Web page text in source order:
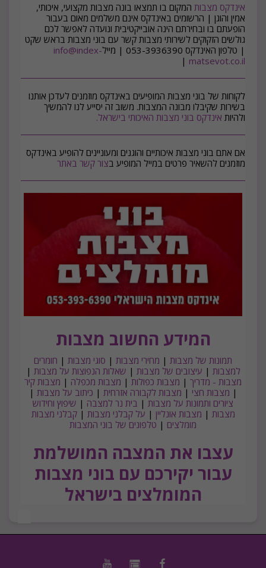
אינדקס מצבות המקום בו תמצאו בונה מצבות מקצועי, איכותי,
אמין והוגן | הרשומים באינדקס אינם משלמים מאום בעבור
הופעתם בו ובחירתם הינה אובייקטיבית ונועדה לאפשר לכם
גולשים הזקוקים לשירותי מצבות קשר עם בוני מצבות בראש שקט
| טלפון האינדקס 053-3936390 | מייל
info@index-
matsevot.co.il
|
לקוחות של בוני מצבות המופיעים באינדקס מוזמנים לעדכן אותנו
בשירות שקיבלו מבונה המצבות. משוב זה יסייע לנו להמשיך
ולהיות אינדקס בוני מצבות האיכותי בישראל.
אם אתם בוני מצבות איכותיים והוגנים ומעוניינים להופיע באינדקס
מוזמנים להשאיר פרטים במייל המופיע בצור קשר באתר
המידע החשוב מצבות
תמונות של מצבות | מחירי מצבות | סוגי מצבות | חומרים
למצבות | עיצובים של מצבות | שאלות הנפוצות על מצבות |
מצבות - מדריך | מצבות כפולות | מצבות מכפלה | מצבות קיר
| מצבות חצי | מצבות לקבורה אזרחית | כיתוב על מצבות |
ציורים ותמונות על מצבות | בית נר למצבה | שיפוץ וחידוש
מצבות | מצבות אונליין | על קבלני מצבות |קבלני מצבות
מומלצים | טלפונים של בוני המצבות
עצבו את המצבה המושלמת
עבור יקירכם עם בוני מצבות
המומלצים בישראל